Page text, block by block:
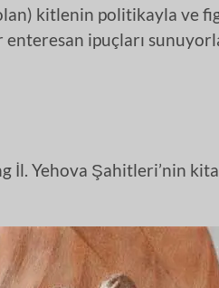
kitlenin politikayla ve
ipuçları
İl. Yehova Şahitleri’nin